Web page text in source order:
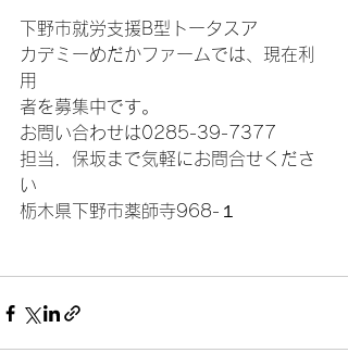
下野市就労支援B型トータスア
カデミーめだかファームでは、現在利
用
者を募集中です。
お問い合わせは0285-39-7377
担当．保坂まで気軽にお問合せくださ
い
栃木県下野市薬師寺968-１